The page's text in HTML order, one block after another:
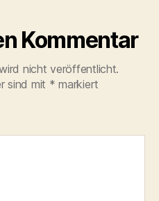
Kommentar
nicht veröffentlicht.
sind mit * markiert